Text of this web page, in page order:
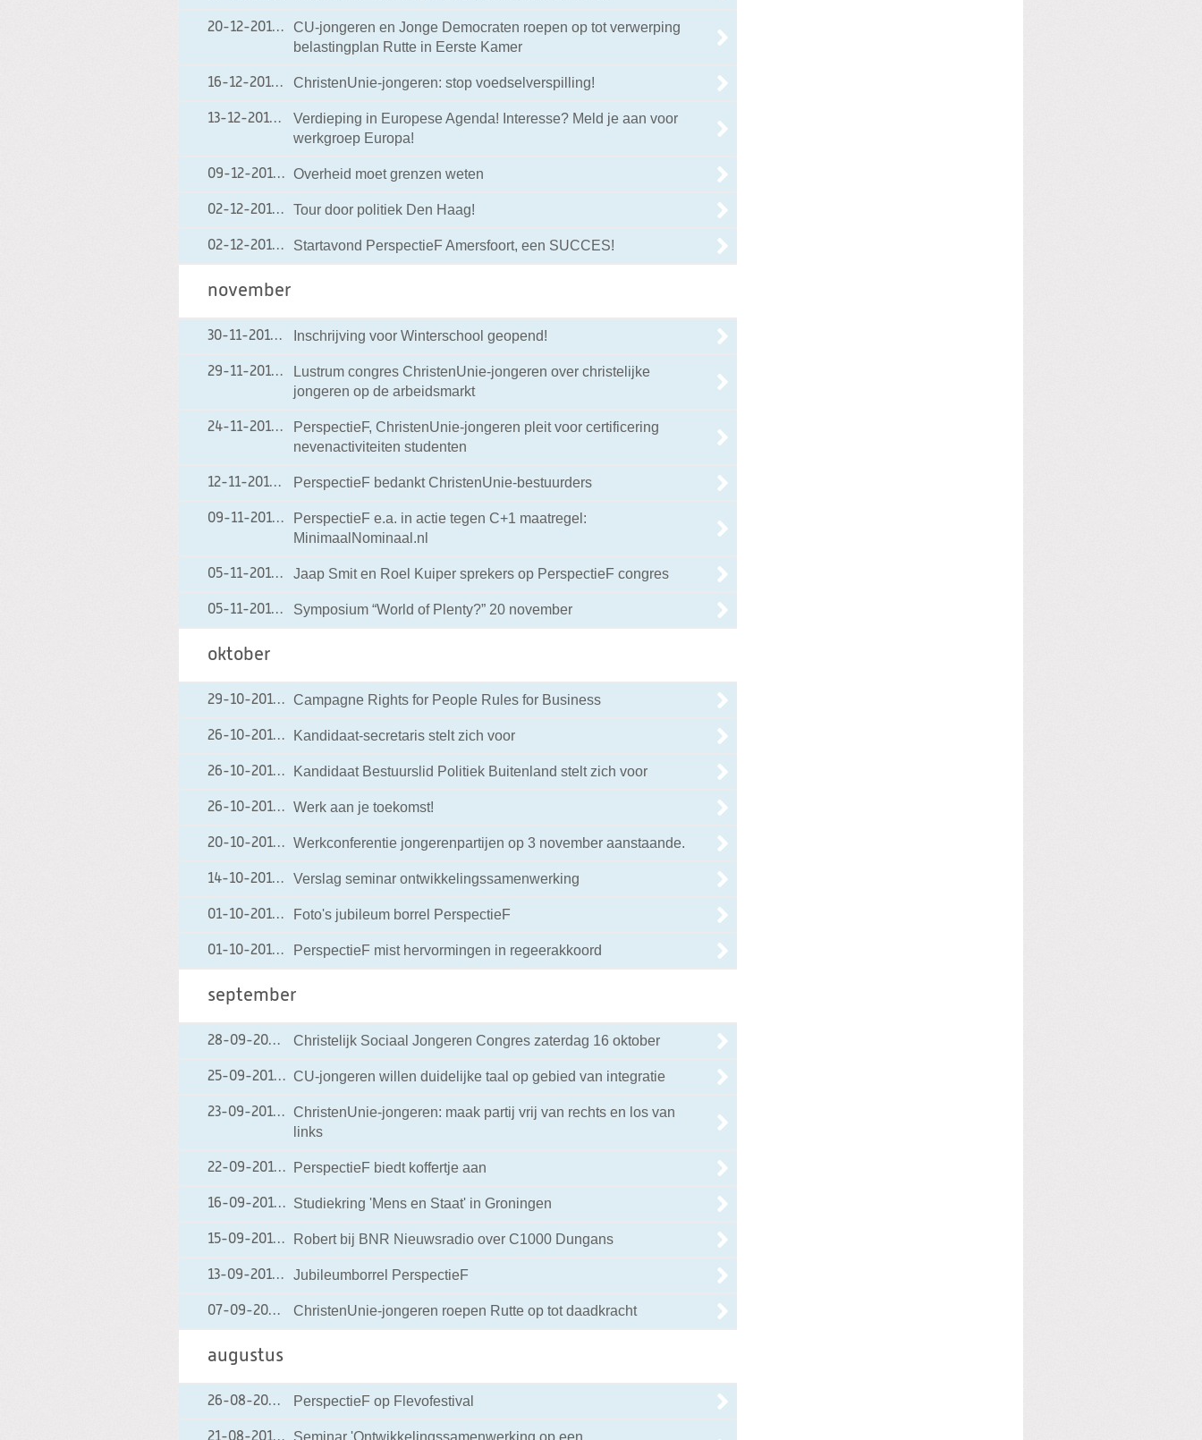
20-12-201020-12-2010 10:20
CU-jongeren en Jonge Democraten roepen op tot verwerping
belastingplan Rutte in Eerste Kamer
16-12-201016-12-2010 19:40
ChristenUnie-jongeren: stop voedselverspilling!
13-12-201013-12-2010 19:29
Verdieping in Europese Agenda! Interesse? Meld je aan voor
werkgroep Europa!
09-12-201009-12-2010 21:27
Overheid moet grenzen weten
02-12-201002-12-2010 21:30
Tour door politiek Den Haag!
02-12-201002-12-2010 21:29
Startavond PerspectieF Amersfoort, een SUCCES!
november
30-11-201030-11-2010 06:54
Inschrijving voor Winterschool geopend!
29-11-201029-11-2010 06:41
Lustrum congres ChristenUnie-jongeren over christelijke
jongeren op de arbeidsmarkt
24-11-201024-11-2010 09:01
PerspectieF, ChristenUnie-jongeren pleit voor certificering
nevenactiviteiten studenten
12-11-201012-11-2010 20:39
PerspectieF bedankt ChristenUnie-bestuurders
09-11-201009-11-2010 13:10
PerspectieF e.a. in actie tegen C+1 maatregel:
MinimaalNominaal.nl
05-11-201005-11-2010 08:23
Jaap Smit en Roel Kuiper sprekers op PerspectieF congres
05-11-201005-11-2010 08:19
Symposium “World of Plenty?” 20 november
oktober
29-10-201029-10-2010 16:30
Campagne Rights for People Rules for Business
26-10-201026-10-2010 10:12
Kandidaat-secretaris stelt zich voor
26-10-201026-10-2010 10:11
Kandidaat Bestuurslid Politiek Buitenland stelt zich voor
26-10-201026-10-2010 09:32
Werk aan je toekomst!
20-10-201020-10-2010 07:07
Werkconferentie jongerenpartijen op 3 november aanstaande.
14-10-201014-10-2010 18:20
Verslag seminar ontwikkelingssamenwerking
01-10-201001-10-2010 20:18
Foto's jubileum borrel PerspectieF
01-10-201001-10-2010 11:17
PerspectieF mist hervormingen in regeerakkoord
september
28-09-2010 28-09-2010 08:11
Christelijk Sociaal Jongeren Congres zaterdag 16 oktober
25-09-201025-09-2010 08:17
CU-jongeren willen duidelijke taal op gebied van integratie
23-09-201023-09-2010 08:04
ChristenUnie-jongeren: maak partij vrij van rechts en los van
links
22-09-201022-09-2010 20:48
PerspectieF biedt koffertje aan
16-09-201016-09-2010 20:31
Studiekring 'Mens en Staat' in Groningen
15-09-201015-09-2010 19:23
Robert bij BNR Nieuwsradio over C1000 Dungans
13-09-201013-09-2010 19:13
Jubileumborrel PerspectieF
07-09-2010 07-09-2010 16:27
ChristenUnie-jongeren roepen Rutte op tot daadkracht
augustus
26-08-2010 26-08-2010 20:25
PerspectieF op Flevofestival
Seminar 'Ontwikkelingssamenwerking op een